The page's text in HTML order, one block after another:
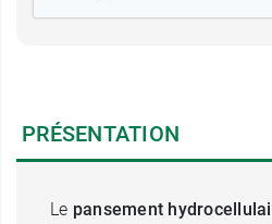
PRÉSENTATION
Le pansement